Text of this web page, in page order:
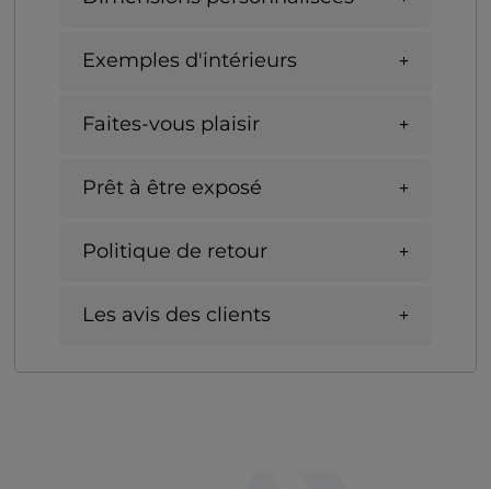
Exemples d'intérieurs
Faites-vous plaisir
Prêt à être exposé
Politique de retour
Les avis des clients